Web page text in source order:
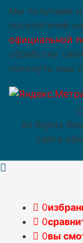
Мы получаем и
посетителей
официальной
обработку
покинуть наш
All Rights
сайта
0
0
0вы